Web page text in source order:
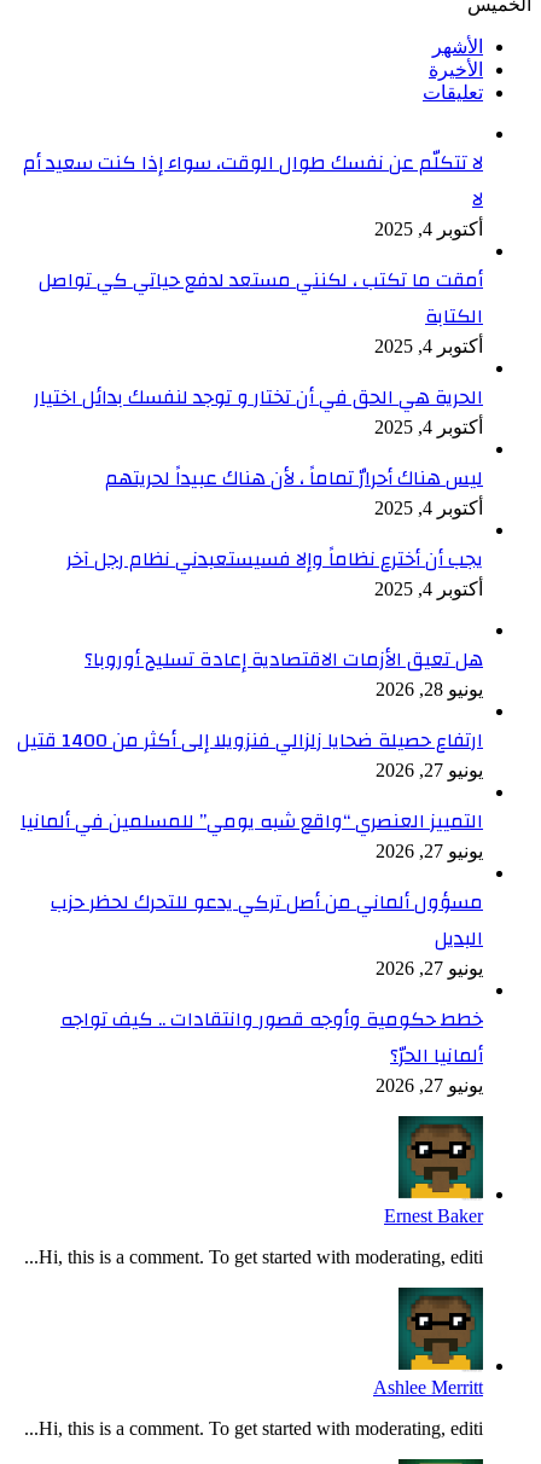
الأشهر
الأخيرة
تعليقات
لا تتكلّم عن نفسك طوال الوقت، سواء إذا كنت سعيد أم
لا
أكتوبر 4, 2025
أمقت ما تكتب ، لكنني مستعد لدفع حياتي كي تواصل
الكتابة
أكتوبر 4, 2025
الحرية هي الحق في أن تختار و توجد لنفسك بدائل اختيار
أكتوبر 4, 2025
ليس هناك أحرارٌ تماماً ، لأن هناك عبيداً لحريتهم
أكتوبر 4, 2025
يجب أن أخترع نظاماً وإلا فسيستعبدني نظام رجل آخر
أكتوبر 4, 2025
هل تعيق الأزمات الاقتصادية إعادة تسليح أوروبا؟
يونيو 28, 2026
ارتفاع حصيلة ضحايا زلزالي فنزويلا إلى أكثر من 1400 قتيل
يونيو 27, 2026
التمييز العنصري “واقع شبه يومي” للمسلمين في ألمانيا
يونيو 27, 2026
مسؤول ألماني من أصل تركي يدعو للتحرك لحظر حزب
البديل
يونيو 27, 2026
خطط حكومية وأوجه قصور وانتقادات .. كيف تواجه
ألمانيا الحرّ؟
يونيو 27, 2026
Ernest Baker
Hi, this is a comment. To get started with moderating, editi...
Ashlee Merritt
Hi, this is a comment. To get started with moderating, editi...